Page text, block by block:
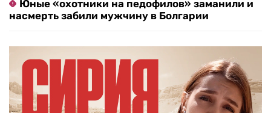
Юные «охотники на педофилов» заманили и
насмерть забили мужчину в Болгарии